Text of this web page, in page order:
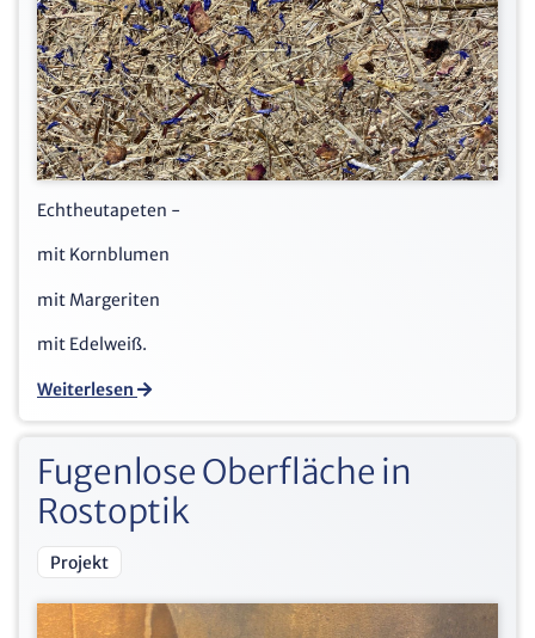
Echtheutapeten -
mit Kornblumen
mit Margeriten
mit Edelweiß.
Weiterlesen
Fugenlose Oberfläche in
Rostoptik
Projekt